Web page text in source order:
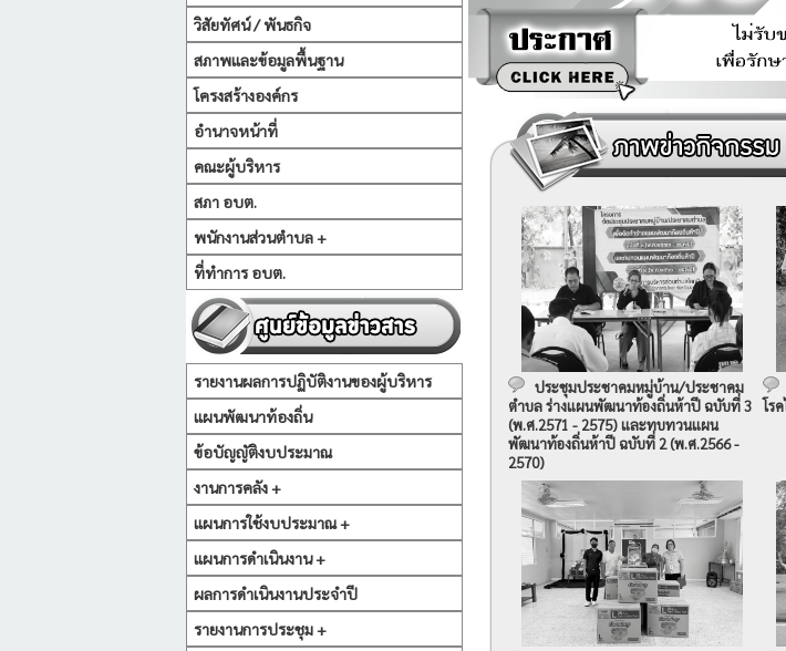
วิสัยทัศน์ / พันธกิจ
สภาพและข้อมูลพื้นฐาน
โครงสร้างองค์กร
อำนาจหน้าที่
คณะผู้บริหาร
สภา อบต.
พนักงานส่วนตำบล +
ที่ทำการ อบต.
รายงานผลการปฏิบัติงานของผู้บริหาร
แผนพัฒนาท้องถิ่น
ข้อบัญญัติงบประมาณ
งานการคลัง +
แผนการใช้งบประมาณ +
แผนการดำเนินงาน +
ผลการดำเนินงานประจำปี
รายงานการประชุม +
ประชุมประชาคมหมู่บ้าน/ประชาคม
ตำบล ร่างแผนพัฒนาท้องถิ่นห้าปี ฉบับที่ 3
(พ.ศ.2571 - 2575) และทบทวนแผน
พัฒนาท้องถิ่นห้าปี ฉบับที่ 2 (พ.ศ.2566 -
2570)
โร